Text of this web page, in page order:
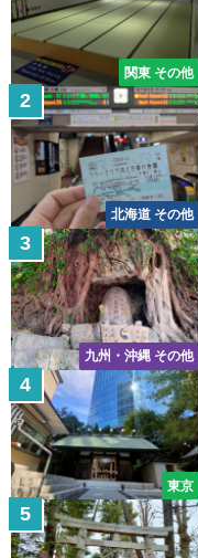
関東 その他
北海道 その他
九州・沖縄 その他
東京